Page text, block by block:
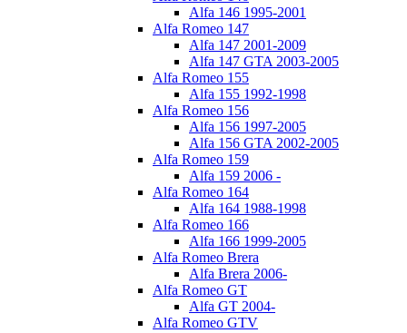
Alfa 146 1995-2001
Alfa Romeo 147
Alfa 147 2001-2009
Alfa 147 GTA 2003-2005
Alfa Romeo 155
Alfa 155 1992-1998
Alfa Romeo 156
Alfa 156 1997-2005
Alfa 156 GTA 2002-2005
Alfa Romeo 159
Alfa 159 2006 -
Alfa Romeo 164
Alfa 164 1988-1998
Alfa Romeo 166
Alfa 166 1999-2005
Alfa Romeo Brera
Alfa Brera 2006-
Alfa Romeo GT
Alfa GT 2004-
Alfa Romeo GTV